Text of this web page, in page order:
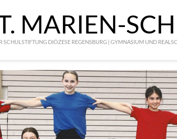
MARIEN-
SCHULSTIFTUNG DIÖZESE REGENSBURG | GYMNASIUM UND